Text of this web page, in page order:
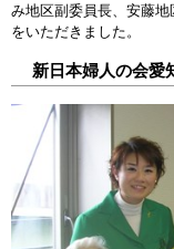
み地区副委員長、安藤
をいただきました。
新日本婦人の会愛